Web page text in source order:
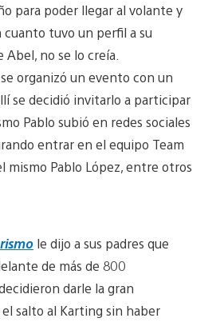
para poder llegar al volante y
cuanto tuvo un perfil a su
no se lo creía.
organizó un evento con un
se decidió invitarlo a participar
Pablo subió en redes sociales
entrar en el equipo Team
mismo Pablo López, entre otros
le dijo a sus padres que
de más de 800
darle la gran
salto al Karting sin haber